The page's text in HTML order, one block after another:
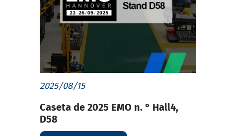
2025/08/15
Caseta de 2025 EMO n. ° Hall4,
D58